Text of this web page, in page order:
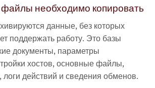
необходимо копировать
данные, без которых
поддержать работу. Это базы
документы, параметры
хостов, основные файлы,
действий и сведения обменов.